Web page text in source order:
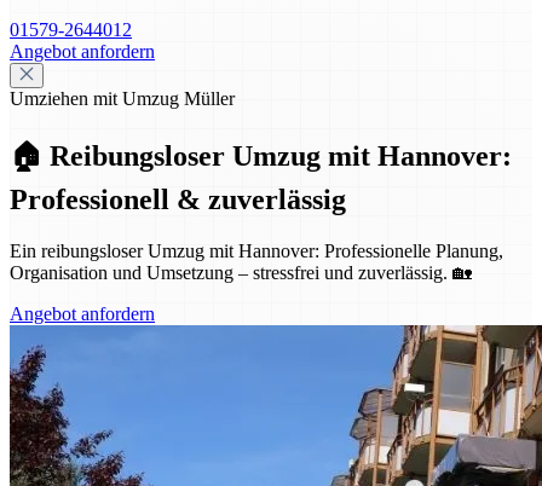
01579-2644012
Angebot anfordern
Umziehen mit Umzug Müller
🏠 Reibungsloser Umzug mit Hannover:
Professionell & zuverlässig
Ein reibungsloser Umzug mit Hannover: Professionelle Planung,
Organisation und Umsetzung – stressfrei und zuverlässig. 🏡
Angebot anfordern